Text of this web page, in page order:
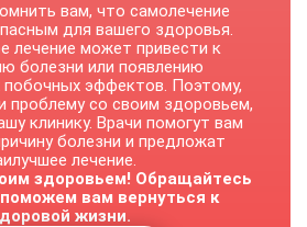
вам, что самолечение
для вашего здоровья.
лечение может привести к
болезни или появлению
побочных эффектов. Поэтому,
проблему со своим здоровьем,
клинику. Врачи помогут вам
болезни и предложат
лечение.
здоровьем! Обращайтесь
вам вернуться к
жизни.